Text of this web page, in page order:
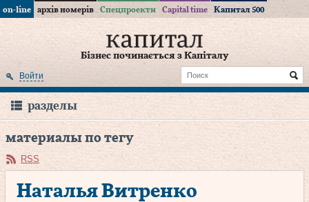
on-line архів номерів Спецпроекти Capital time Капитал 500
Бізнес починається з Капіталу
Войти
разделы
материалы по тегу
RSS
Наталья Витренко